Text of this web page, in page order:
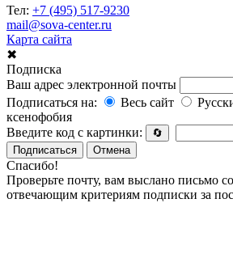
Тел: +7 (495) 517-9230
mail@sova-center.ru
Карта сайта
✖
Подписка
Ваш адрес электронной почты
Подписаться на:
Весь сайт
ксенофобия
Введите код с картинки:
🔄
Подписаться
Отмена
Спасибо!
Проверьте почту, вам выслано письмо
отвечающим критериям подписки за